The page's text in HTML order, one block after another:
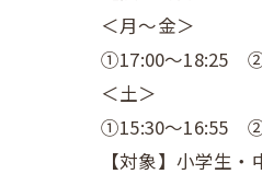
＜月～金＞
①17:00～18:25
＜土＞
①15:30～16:55
【対象】小学生